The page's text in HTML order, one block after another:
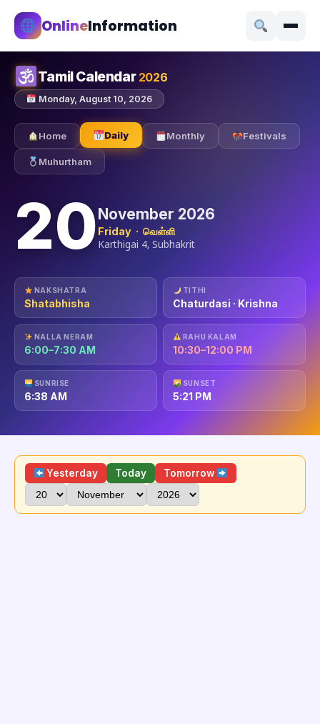
OnlineInformation
Tamil Calendar 2026
Monday, August 10, 2026
Home Daily Monthly Festivals
Muhurtham
20November 2026
Friday · வெள்ளி
Karthigai 4, Subhakrit
NAKSHATRA
Shatabhisha
TITHI
Chaturdasi · Krishna
NALLA NERAM
6:00–7:30 AM
RAHU KALAM
10:30–12:00 PM
SUNRISE
6:38 AM
SUNSET
5:21 PM
Yesterday Today Tomorrow